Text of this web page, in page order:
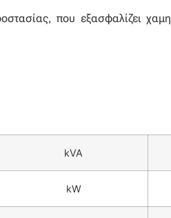
που εξασφαλίζει
kVA
kW